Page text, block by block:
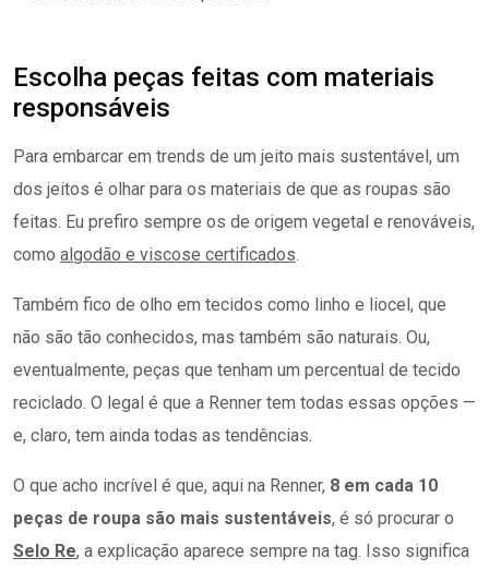
Escolha peças feitas com materiais
responsáveis
Para embarcar em trends de um jeito mais sustentável, um
dos jeitos é olhar para os materiais de que as roupas são
feitas. Eu prefiro sempre os de origem vegetal e renováveis,
como algodão e viscose certificados.
Também fico de olho em tecidos como linho e liocel, que
não são tão conhecidos, mas também são naturais. Ou,
eventualmente, peças que tenham um percentual de tecido
reciclado. O legal é que a Renner tem todas essas opções —
e, claro, tem ainda todas as tendências.
O que acho incrível é que, aqui na Renner, 8 em cada 10
peças de roupa são mais sustentáveis, é só procurar o
Selo Re, a explicação aparece sempre na tag. Isso significa